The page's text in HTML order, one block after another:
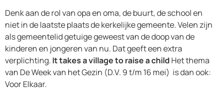
Denk aan de rol van opa en oma, de buurt, de school en
niet in de laatste plaats de kerkelijke gemeente. Velen zijn
als gemeentelid getuige geweest van de doop van de
kinderen en jongeren van nu. Dat geeft een extra
verplichting. It takes a village to raise a child Het thema
van De Week van het Gezin (D.V. 9 t/m 16 mei) is dan ook:
Voor Elkaar.